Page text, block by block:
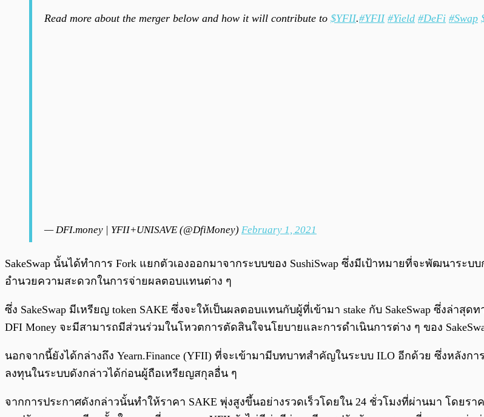
Read more about the merger below and how it will contribute to $YFII.#YFII #Yield #DeFi #Swap
— DFI.money | YFII+UNISAVE (@DfiMoney) February 1, 2021
SakeSwap นั้นได้ทำการ Fork แยกตัวเองออกมาจากระบบของ SushiSwap ซึ่งมีเป้าหมายที่จะพัฒนาระบ
อำนวยความสะดวกในการจ่ายผลตอบแทนต่าง ๆ
ซึ่ง SakeSwap มีเหรียญ token SAKE ซึ่งจะให้เป็นผลตอบแทนกับผู้ที่เข้ามา stake กับ SakeSwap ซึ่งล่าสุ
DFI Money จะมีสามารถมีส่วนร่วมในโหวตการตัดสินใจนโยบายและการดำเนินการต่าง ๆ ของ
นอกจากนี้ยังได้กล่างถึง Yearn.Finance (YFII) ที่จะเข้ามามีบทบาทสำคัญในระบบ ILO อีกด้วย ซึ่งหลังก
ลงทุนในระบบดังกล่าวได้ก่อนผู้ถือเหรียญสกุลอื่น ๆ
จากการประกาศดังกล่าวนั้นทำให้ราคา SAKE พุ่งสูงขึ้นอย่างรวดเร็วโดยใน 24 ชั่วโมงที่ผ่านมา โดยร